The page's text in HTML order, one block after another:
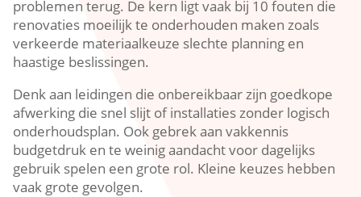
problemen terug.​ De kern ligt vaak bij 10 fouten die
renovaties moeilijk te onderhouden maken zoals
verkeerde materiaalkeuze slechte planning en
haastige beslissingen.​
Denk aan leidingen die onbereikbaar zijn goedkope
afwerking die snel slijt of installaties zonder logisch
onderhoudsplan.​ Ook gebrek aan vakkennis
budgetdruk en te weinig aandacht voor dagelijks
gebruik spelen een grote rol.​ Kleine keuzes hebben
vaak grote gevolgen.​